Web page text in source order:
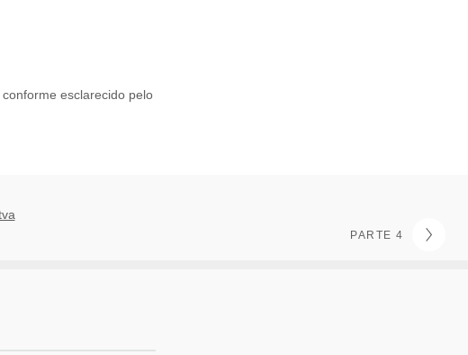
esclarecido pelo
PARTE 4